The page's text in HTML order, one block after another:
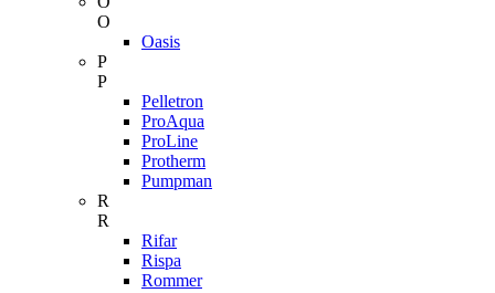
O
Oasis
P
P
Pelletron
ProAqua
ProLine
Protherm
Pumpman
R
R
Rifar
Rispa
Rommer